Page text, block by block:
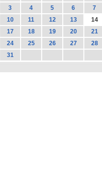
3 4 5 6 7
10 11 12 13 14
17 18 19 20 21
24 25 26 27 28
31